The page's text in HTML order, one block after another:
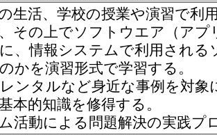
生活、学校の授業や演習で利
その上でソフトウエア（ア
、情報システムで利用され
かを演習形式で学習する。
ンタルなど身近な事例を対
本的知識を修得する。
活動による問題解決の実践プ